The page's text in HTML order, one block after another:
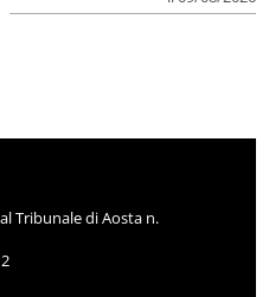
Tribunale di Aosta n.